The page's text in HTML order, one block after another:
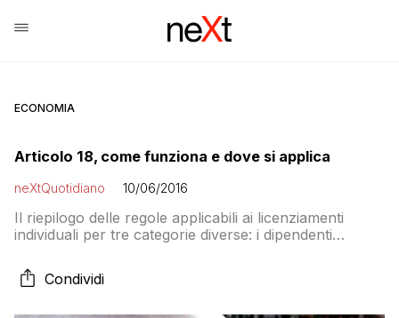
ECONOMIA
Articolo 18, come funziona e dove si applica
neXtQuotidiano 10/06/2016
Il riepilogo delle regole applicabili ai licenziamenti
individuali per tre categorie diverse: i dipendenti
vigore del Jobs Act e i lavoratori privati assunti dopo
l’entrata in vigore del Jobs Act
Condividi